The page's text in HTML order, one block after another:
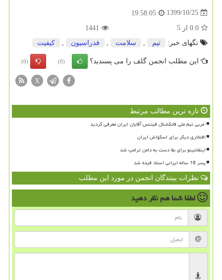
1399/10/25
19:58:05
0.0 از 5
1441
تگهای خبر:
تیم سلامت فدراسیون كیفیت
این مطلب انجمن گلف را می پسندید؟ (0)
(0)
X
تازه ترین مطالب مرتبط
افتخاری دیگر برای اسکواش ایران
اینفانتینو برای بقا دست به دامن ترامپ شد
پسر 16 ساله ایرانی استاد فیده شد
نظرات بینندگان انجمن در مورد این مطلب
لطفا شما همنظر دهید